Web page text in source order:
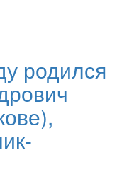
родился